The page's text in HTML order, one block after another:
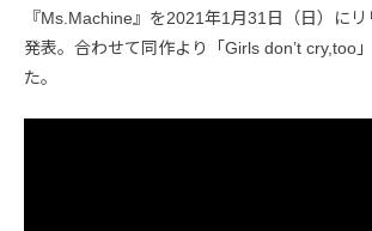
『Ms.Machine』を2021年1月31日（日）に
発表。合わせて同作より「Girls don’t cry,too
た。